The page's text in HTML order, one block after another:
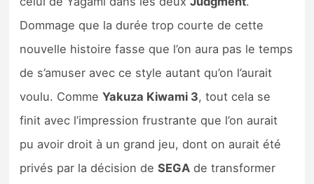
Dommage que la durée trop courte de cette
nouvelle histoire fasse que l’on aura pas le temps
de s’amuser avec ce style autant qu’on l’aurait
voulu. CommeYakuza Kiwami 3, tout cela se
finit avec l’impression frustrante que l’on aurait
pu avoir droit à un grand jeu, dont on aurait été
privés par la décision deSEGA de transformer